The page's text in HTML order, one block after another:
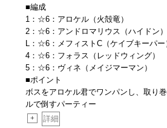
■編成
1：☆6：アロケル（火殻竜）
2：☆6：アンドロマリウス（ハイドン）
L：☆6：メフィストC（ケイブキーパー
4：☆6：フォラス（レッドウィング）
5：☆6：ヴィネ（メイジマーマン）
■ポイント
ボスをアロケル君でワンパンし、取り
ルで倒すパーティー
+
詳細